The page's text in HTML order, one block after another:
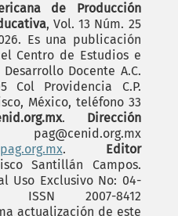
de Producción
, Vol. 13 Núm. 25
Es una publicación
Centro de Estudios e
Docente A.C.
Col Providencia C.P.
México, teléfono 33
. Dirección
pag@cenid.org.mx
.
Editor
Santillán Campos.
Uso Exclusivo No: 04-
ISSN 2007-8412
actualización de este